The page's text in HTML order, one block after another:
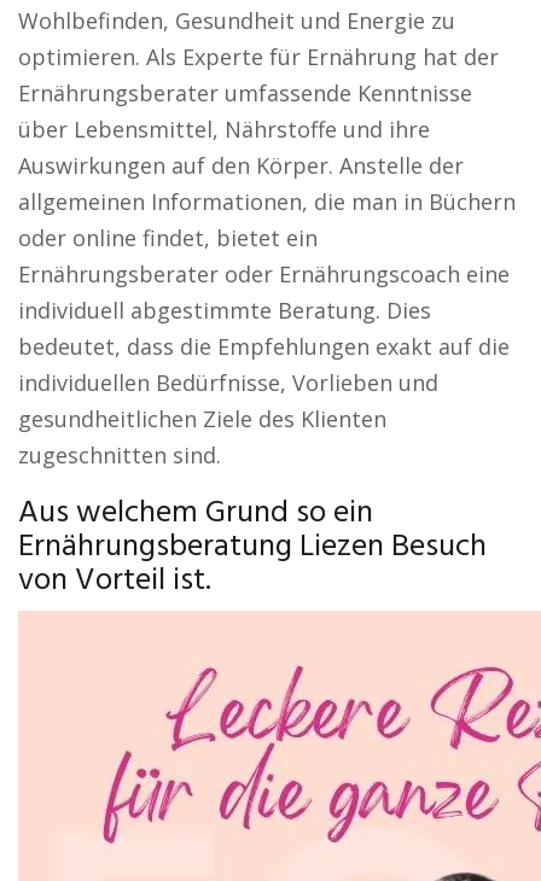
Wohlbefinden, Gesundheit und Energie zu
optimieren. Als Experte für Ernährung hat der
Ernährungsberater umfassende Kenntnisse
über Lebensmittel, Nährstoffe und ihre
Auswirkungen auf den Körper. Anstelle der
allgemeinen Informationen, die man in Büchern
oder online findet, bietet ein
Ernährungsberater oder Ernährungscoach eine
individuell abgestimmte Beratung. Dies
bedeutet, dass die Empfehlungen exakt auf die
individuellen Bedürfnisse, Vorlieben und
gesundheitlichen Ziele des Klienten
zugeschnitten sind.
Aus welchem Grund so ein
Ernährungsberatung Liezen Besuch
von Vorteil ist.